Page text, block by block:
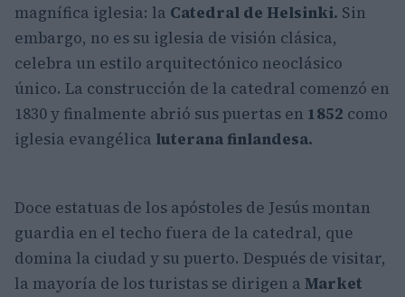
magnífica iglesia: la Catedral de Helsinki. Sin
embargo, no es su iglesia de visión clásica,
celebra un estilo arquitectónico neoclásico
único. La construcción de la catedral comenzó en
1830 y finalmente abrió sus puertas en 1852 como
iglesia evangélica luterana finlandesa.
Doce estatuas de los apóstoles de Jesús montan
guardia en el techo fuera de la catedral, que
domina la ciudad y su puerto. Después de visitar,
la mayoría de los turistas se dirigen a Market